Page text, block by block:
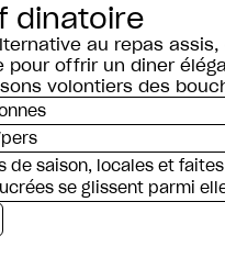
dinatoire
au repas
pour offrir un diner
volontiers des
pers
de saison, locales et
se glissent parmi